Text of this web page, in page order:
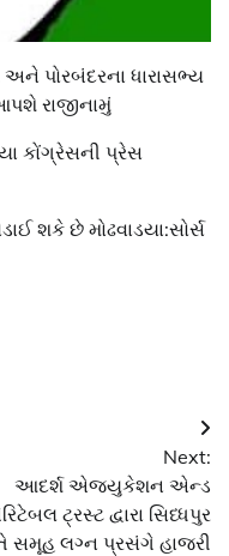
પોરબંદરના ધારાસભ્ય
રાજીનામું
કોંગ્રેસની પ્રેસ
શકે છે મોઢવાડયા:સોર્સ
Next:
આદર્શ એજ્યુકેશન એન્ડ
ટ્રસ્ટ દ્વારા સિધ્ધપુર
સમૂહ લગ્ન પ્રસંગે હાજરી